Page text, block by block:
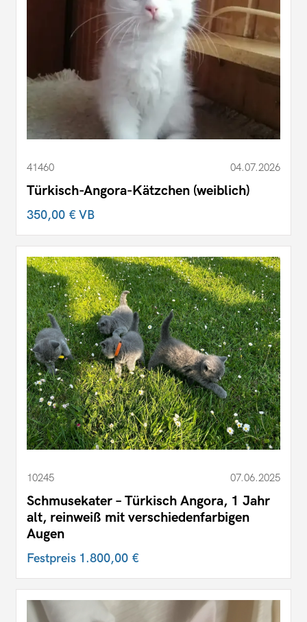
41460 04.07.2026
Türkisch-Angora-Kätzchen (weiblich)
350,00 €VB
10245 07.06.2025
Schmusekater – Türkisch Angora, 1 Jahr
alt, reinweiß mit verschiedenfarbigen
Augen
Festpreis 1.800,00 €